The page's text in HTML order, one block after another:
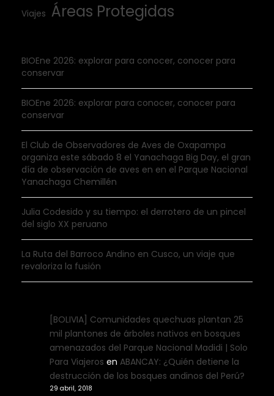
Viajes Áreas Protegidas
BIOEne 2026: explorar para conocer, conocer para
conservar
BIOEne 2026: explorar para conocer, conocer para
conservar
El Club de Observadores de Aves de Oxapampa
organiza este sábado 8 el Yanachaga Big Day, el gran
día de observación de aves en en el Parque Nacional
Yanachaga Chemillén
Julia Codesido y su tiempo: el derrotero de un pincel
del siglo XX peruano
La Ruta del Barroco Andino en Cusco, un viaje que
revaloriza la fusión
[BOLIVIA] Comunidades quechuas plantan 25
mil plantones de árboles nativos en bosques
amenazados del Parque Nacional Madidi | Solo
Para Viajeros en ABANCAY: ¿Quién detiene la
destrucción de los bosques andinos del Perú?
29 abril, 2018